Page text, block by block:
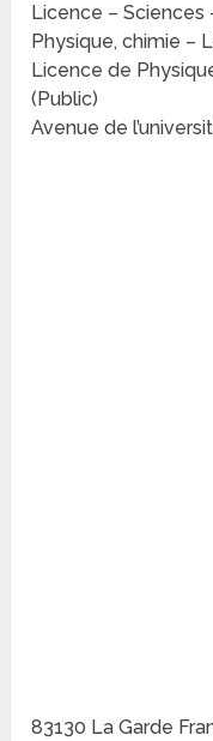
Licence –
Physique, chimie –
Licence de
(Public)
Avenue de
83130 La Garde